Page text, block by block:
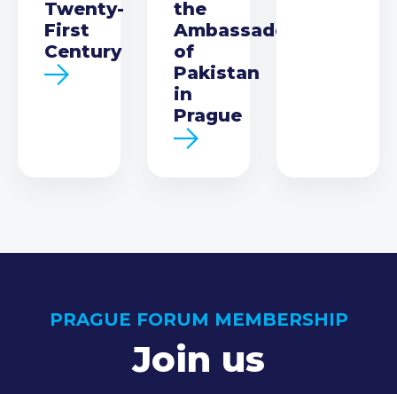
Twenty-
First
Century
the
Ambassador
of
Pakistan
in
Prague
PRAGUE FORUM MEMBERSHIP
Join us